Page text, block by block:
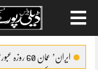
contentایران’ عمان 60 روزہ عبوری معاہدہ امن کیلئے اہم پیشرفت (اداریہ)